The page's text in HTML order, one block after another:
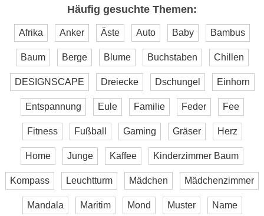
Häufig gesuchte Themen:
Afrika Anker Äste Auto Baby Bambus
Baum Berge Blume Buchstaben Chillen
DESIGNSCAPE Dreiecke Dschungel Einhorn
Entspannung Eule Familie Feder Fee
Fitness Fußball Gaming Gräser Herz
Home Junge Kaffee Kinderzimmer Baum
Kompass Leuchtturm Mädchen Mädchenzimmer
Mandala Maritim Mond Muster Name